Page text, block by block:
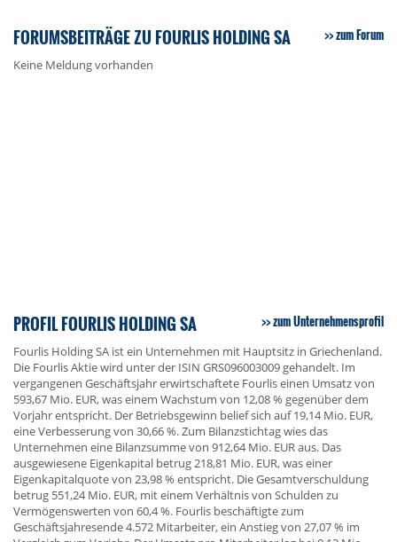
FORUMSBEITRÄGE ZU FOURLIS HOLDING SA zum Forum
Keine Meldung vorhanden
PROFIL FOURLIS HOLDING SA zum Unternehmensprofil
Fourlis Holding SA ist ein Unternehmen mit Hauptsitz in Griechenland.
Die Fourlis Aktie wird unter der ISIN GRS096003009 gehandelt. Im
vergangenen Geschäftsjahr erwirtschaftete Fourlis einen Umsatz von
593,67 Mio. EUR, was einem Wachstum von 12,08 % gegenüber dem
Vorjahr entspricht. Der Betriebsgewinn belief sich auf 19,14 Mio. EUR,
eine Verbesserung von 30,66 %. Zum Bilanzstichtag wies das
Unternehmen eine Bilanzsumme von 912,64 Mio. EUR aus. Das
ausgewiesene Eigenkapital betrug 218,81 Mio. EUR, was einer
Eigenkapitalquote von 23,98 % entspricht. Die Gesamtverschuldung
betrug 551,24 Mio. EUR, mit einem Verhältnis von Schulden zu
Vermögenswerten von 60,4 %. Fourlis beschäftigte zum
Geschäftsjahresende 4.572 Mitarbeiter, ein Anstieg von 27,07 % im